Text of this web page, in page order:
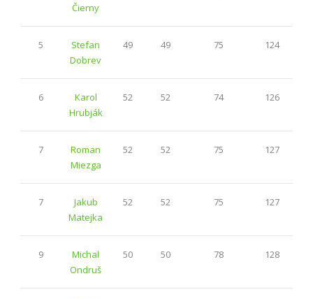
Čierny
5
Stefan
Dobrev
49 49 75 124
6
Karol
Hrubják
52 52 74 126
7
Roman
Miezga
52 52 75 127
7
Jakub
Matejka
52 52 75 127
9
Michal
Ondruš
50 50 78 128